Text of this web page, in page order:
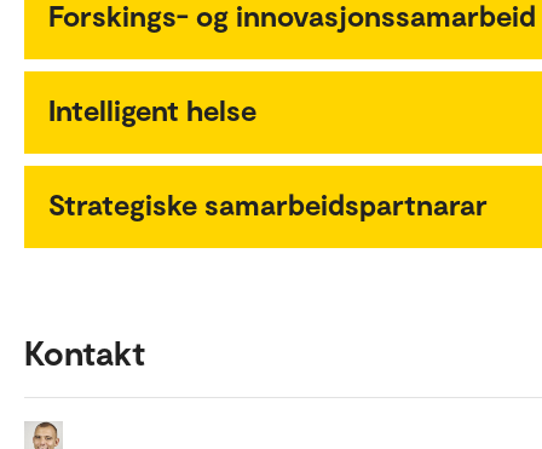
Forskings- og innovasjonssamarbeid
Intelligent helse
Strategiske samarbeidspartnarar
Kontakt